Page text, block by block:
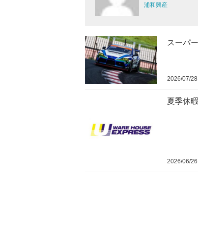
浦和興産
スーパ
2026/07/28
夏季休
2026/06/26